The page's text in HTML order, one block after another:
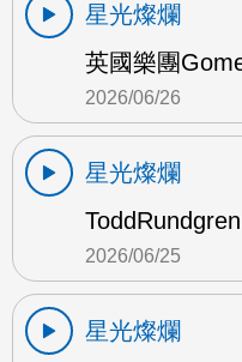
星光燦爛
英國樂團
2026/06/26
星光燦爛
2026/06/25
星光燦爛